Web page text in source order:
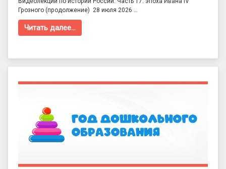
Грозного (продолжение) 28 июля 2026 …
Читать далее…